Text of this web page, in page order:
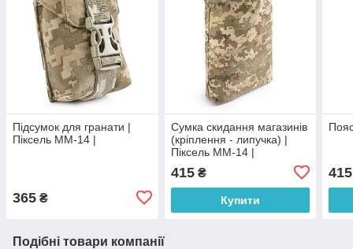
Підсумок для гранати |
Піксель ММ-14 |
365 ₴
Сумка скидання магазинів
(кріплення - липучка) |
Піксель ММ-14 |
415₴
Купити
415
Подібні товари компанії